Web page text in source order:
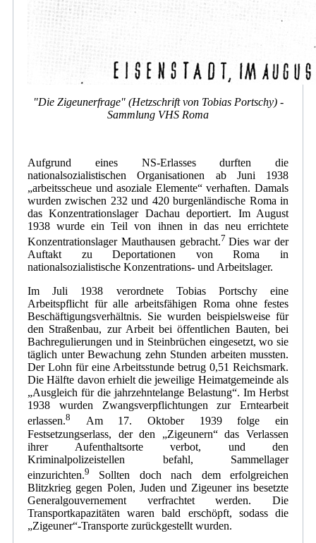
"Die Zigeunerfrage" (Hetzschrift von Tobias Portschy) -
Sammlung VHS Roma
Aufgrund eines NS-Erlasses durften die
nationalsozialistischen Organisationen ab Juni 1938
„arbeitsscheue und asoziale Elemente“ verhaften. Damals
wurden zwischen 232 und 420 burgenländische Roma in
das Konzentrationslager Dachau deportiert. Im August
1938 wurde ein Teil von ihnen in das neu errichtete
Konzentrationslager Mauthausen gebracht.7Dies war der
Auftakt zu Deportationen von Roma in
nationalsozialistische Konzentrations- und Arbeitslager.
Im Juli 1938 verordnete Tobias Portschy eine
Arbeitspflicht für alle arbeitsfähigen Roma ohne festes
Beschäftigungsverhältnis. Sie wurden beispielsweise für
den Straßenbau, zur Arbeit bei öffentlichen Bauten, bei
Bachregulierungen und in Steinbrüchen eingesetzt, wo sie
täglich unter Bewachung zehn Stunden arbeiten mussten.
Der Lohn für eine Arbeitsstunde betrug 0,51 Reichsmark.
Die Hälfte davon erhielt die jeweilige Heimatgemeinde als
„Ausgleich für die jahrzehntelange Belastung“. Im Herbst
1938 wurden Zwangsverpflichtungen zur Erntearbeit
erlassen.8
Am 17. Oktober 1939 folge ein
Festsetzungserlass, der den „Zigeunern“ das Verlassen
ihrer Aufenthaltsorte verbot, und den
Kriminalpolizeistellen befahl, Sammellager
einzurichten.9
Sollten doch nach dem erfolgreichen
Blitzkrieg gegen Polen, Juden und Zigeuner ins besetzte
Generalgouvernement verfrachtet werden. Die
Transportkapazitäten waren bald erschöpft, sodass die
„Zigeuner“-Transporte zurückgestellt wurden.